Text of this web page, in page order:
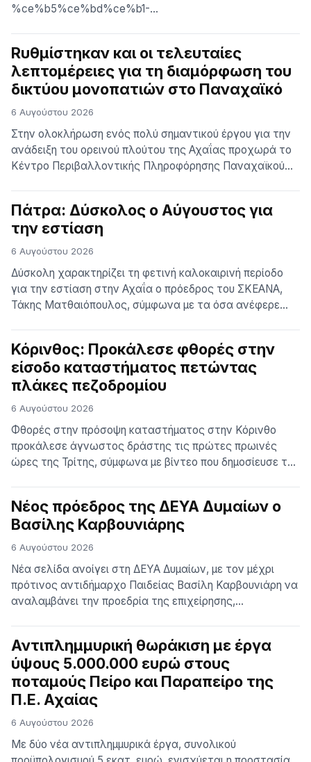
%ce%b5%ce%bd%ce%b1-
%ce%b1%ce%bd%ce%b1%ce%bc/
Rυθμίστηκαν και οι τελευταίες
λεπτομέρειες για τη διαμόρφωση του
δικτύου μονοπατιών στο Παναχαϊκό
6 Αυγούστου 2026
Στην ολοκλήρωση ενός πολύ σημαντικού έργου για την
ανάδειξη του ορεινού πλούτου της Αχαΐας προχωρά το
Κέντρο Περιβαλλοντικής Πληροφόρησης Παναχαϊκού
μονοπατιών και των χώρων δασικής αναψυχής στο
βουνό της Πάτρας. Στο πλαίσιο αυτοψίας που
πραγματοποιήθηκε στη θέση Ψάρθι (σε υψόμετρο 1.450
Πάτρα: Δύσκολος ο Αύγουστος για
την εστίαση
6 Αυγούστου 2026
Δύσκολη χαρακτηρίζει τη φετινή καλοκαιρινή περίοδο
για την εστίαση στην Αχαΐα ο πρόεδρος του ΣΚΕΑΝΑ,
Τάκης Ματθαιόπουλος, σύμφωνα με τα όσα ανέφερε
το 2025 και έχει πλέον μεταφερθεί και στο καλοκαίρι
του 2026. Όπως αναφέρει, τα στοιχεία δείχνουν μείωση
περίπου […]
Κόρινθος: Προκάλεσε φθορές στην
είσοδο καταστήματος πετώντας
πλάκες πεζοδρομίου
6 Αυγούστου 2026
Φθορές στην πρόσοψη καταστήματος στην Κόρινθο
προκάλεσε άγνωστος δράστης τις πρώτες πρωινές
ώρες της Τρίτης, σύμφωνα με βίντεο που δημοσίευσε το
χαρακτηριστικά του προσώπου του, πλησίασε το
κατάστημα και εκτόξευσε κομμάτι από πλάκα
πεζοδρομίου προς την τζαμαρία, προκαλώντας υλικές
Νέος πρόεδρος της ΔΕΥΑ Δυμαίων ο
Βασίλης Καρβουνιάρης
6 Αυγούστου 2026
Νέα σελίδα ανοίγει στη ΔΕΥΑ Δυμαίων, με τον μέχρι
πρότινος αντιδήμαρχο Παιδείας Βασίλη Καρβουνιάρη να
αναλαμβάνει την προεδρία της επιχείρησης,
προχώρησε παράλληλα στην ανασυγκρότηση του
Διοικητικού Συμβουλίου της ΔΕΥΑΔ. Σε ανακοίνωσή του,
ο Δήμος Δυτικής Αχαΐας, αναφέρει: “Αλλαγή σκυτάλης
στη διοίκ…
Αντιπλημμυρική θωράκιση με έργα
ύψους 5.000.000 ευρώ στους
ποταμούς Πείρο και Παραπείρο της
Π.Ε. Αχαίας
6 Αυγούστου 2026
Με δύο νέα αντιπλημμυρικά έργα, συνολικού